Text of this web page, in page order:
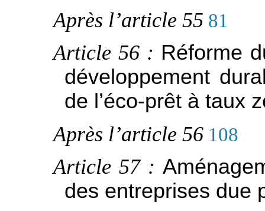
Après l’article 55 81
Article 56 : Réforme
développement
de l’éco-prêt à taux
Après l’article 56108
Article 57 :
des entreprises due